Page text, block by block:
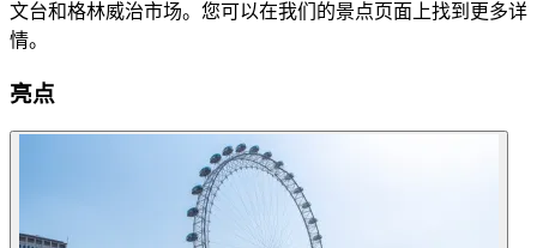
文台和格林威治市场。您可以在我们的景点页面上找到更多详
情。
亮点